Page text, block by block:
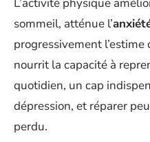
sommeil, atténue l’
progressivement l’estime
nourrit la capacité à
quotidien, un cap
dépression, et réparer
perdu.